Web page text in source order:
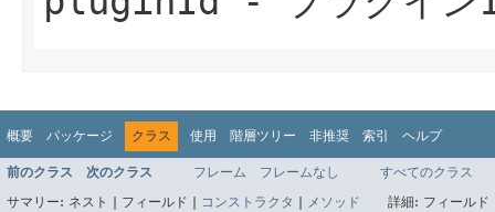
概要 パッケージ クラス 使用 階層ツリー 非推奨 索引 ヘルプ
前のクラス 次のクラス フレーム フレームなし
すべてのクラス
サマリー: ネスト | フィールド | コンストラクタ メソッド 詳細: フィール